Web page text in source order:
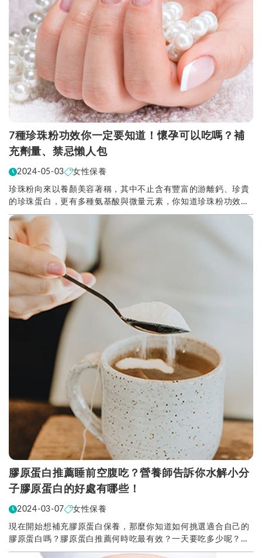
7種珍珠粉功效你一定要知道！懷孕可以吃嗎？補
充劑量、禁忌懶人包
2024-05-03 女性保養
珍珠粉向來以養顏美容著稱，其中不止含有豐富的游離鈣、珍貴
的珍珠蛋白，更有多種氨基酸與微量元素，你知道珍珠粉功效有
哪些嗎？7種珍珠粉功效大公開！珍珠粉懷孕可以吃嗎...
膠原蛋白推薦睡前空腹吃？營養師告訴你水解小分
子膠原蛋白的好處有哪些！
2024-03-07 女性保養
現在開始想補充膠原蛋白保養，那麼你知道如何挑選適合自己的
膠原蛋白嗎？膠原蛋白推薦何時吃最有效？一天要吃多少呢？亞
尼活力不私藏全部分享給你！